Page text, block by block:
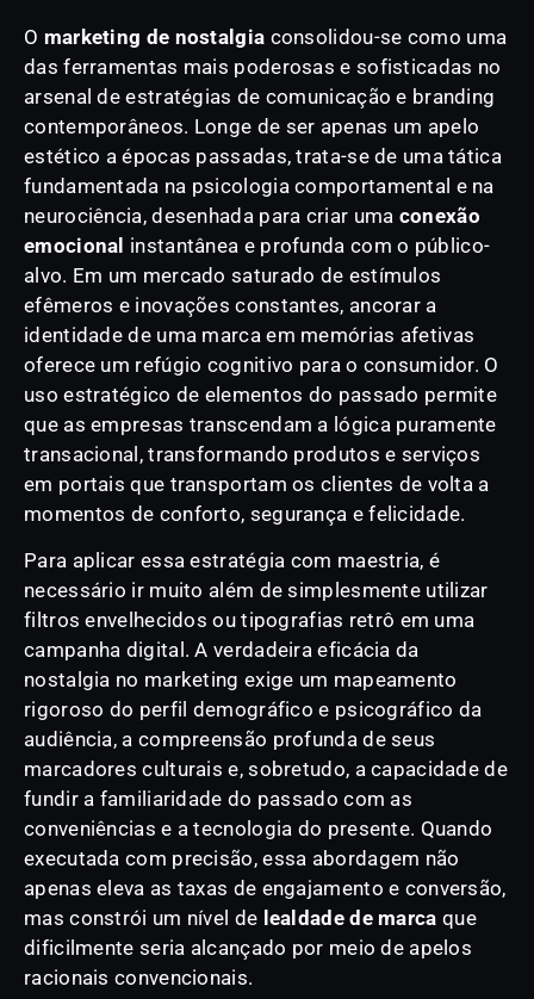
O marketing de nostalgia consolidou-se como uma
das ferramentas mais poderosas e sofisticadas no
arsenal de estratégias de comunicação e branding
contemporâneos. Longe de ser apenas um apelo
estético a épocas passadas, trata-se de uma tática
fundamentada na psicologia comportamental e na
neurociência, desenhada para criar uma conexão
emocional instantânea e profunda com o público-
alvo. Em um mercado saturado de estímulos
efêmeros e inovações constantes, ancorar a
identidade de uma marca em memórias afetivas
oferece um refúgio cognitivo para o consumidor. O
uso estratégico de elementos do passado permite
que as empresas transcendam a lógica puramente
transacional, transformando produtos e serviços
em portais que transportam os clientes de volta a
momentos de conforto, segurança e felicidade.
Para aplicar essa estratégia com maestria, é
necessário ir muito além de simplesmente utilizar
filtros envelhecidos ou tipografias retrô em uma
campanha digital. A verdadeira eficácia da
nostalgia no marketing exige um mapeamento
rigoroso do perfil demográfico e psicográfico da
audiência, a compreensão profunda de seus
marcadores culturais e, sobretudo, a capacidade de
fundir a familiaridade do passado com as
conveniências e a tecnologia do presente. Quando
executada com precisão, essa abordagem não
apenas eleva as taxas de engajamento e conversão,
mas constrói um nível de lealdade de marca que
dificilmente seria alcançado por meio de apelos
racionais convencionais.